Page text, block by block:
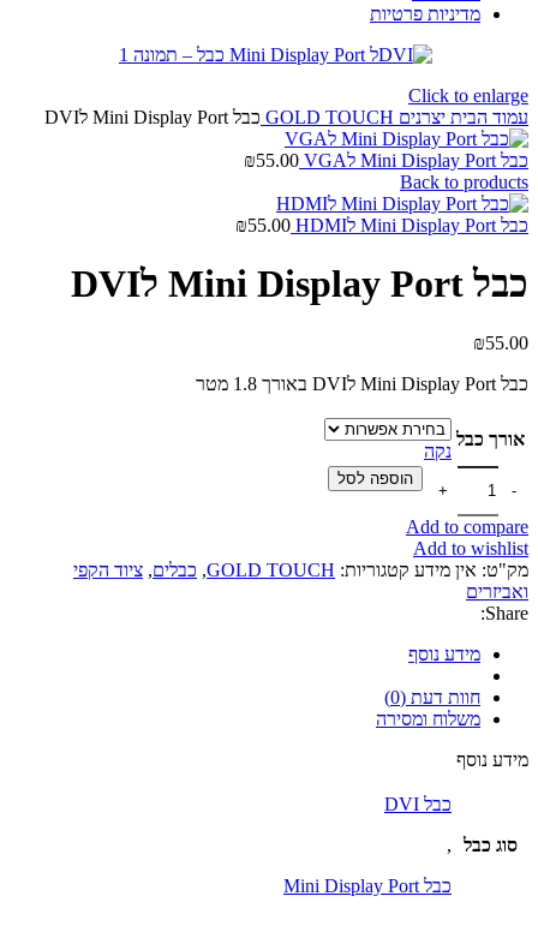
מדיניות פרטיות
Click to enlarge
עמוד הבית יצרנים GOLD TOUCH כבל Mini Display Port לDVI
כבל Mini Display Port לVGA ₪55.00
Back to products
כבל Mini Display Port לHDMI ₪55.00
כבל Mini Display Port לDVI
₪55.00
כבל Mini Display Port לDVI באורך 1.8 מטר
אורך כבל
נקה
כמות של כבל Mini Display Port לDVI
הוספה לסל
Add to compare
Add to wishlist
מק"ט: אין מידע קטגוריות: GOLD TOUCH
, כבלים, ציוד הקפי
ואביזרים
Share:
מידע נוסף
חוות דעת (0)
משלוח ומסירה
מידע נוסף
סוג כבל
כבל DVI
,
כבל Mini Display Port